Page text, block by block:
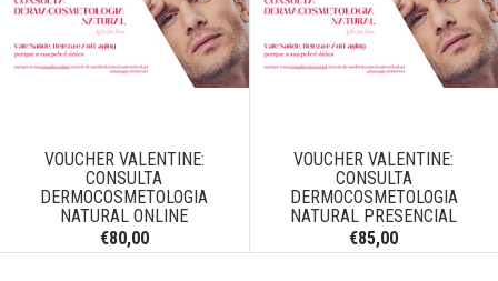
VOUCHER VALENTINE:
CONSULTA
DERMOCOSMETOLOGIA
NATURAL ONLINE
€80,00
VOUCHER VALENTINE:
CONSULTA
DERMOCOSMETOLOGIA
NATURAL PRESENCIAL
€85,00